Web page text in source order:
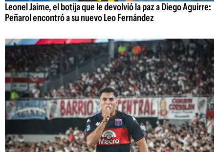
Leonel Jaime, el botija que le devolvió la paz a Diego Aguirre:
Peñarol encontró a su nuevo Leo Fernández